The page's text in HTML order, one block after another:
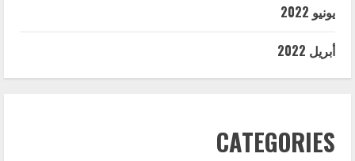
يونيو 2022
أبريل 2022
CATEGORIES